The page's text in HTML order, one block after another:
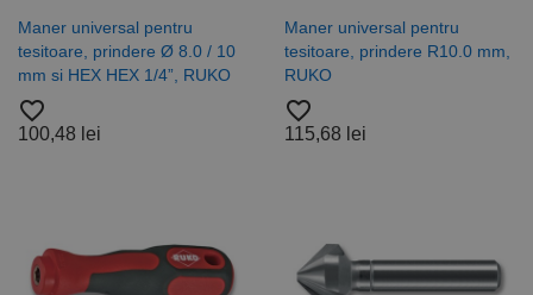
Maner universal pentru
tesitoare, prindere Ø 8.0 / 10
mm si HEX HEX 1/4”, RUKO
favorite_border
100,48 lei
Maner universal pentru
tesitoare, prindere R10.0 mm,
RUKO
favorite_border
115,68 lei